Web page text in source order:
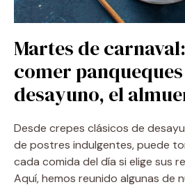
Martes de
comer
desayuno, el
Desde crepes clásicos de
de postres indulgentes, puede
cada comida del día si elige sus
Aquí, hemos reunido algunas de